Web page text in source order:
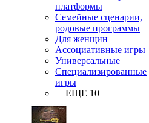
платформы
Семейные сценарии,
родовые программы
Для женщин
Ассоциативные игры
Универсальные
Специализированные
игры
+ ЕЩЕ 10